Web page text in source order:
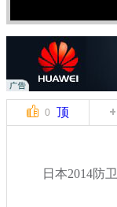
0 顶
日本2014防卫